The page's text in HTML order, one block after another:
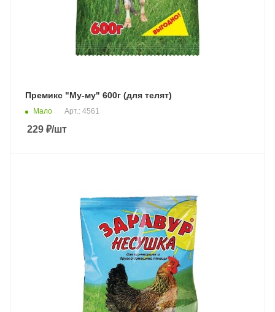
Премикс "Му-му" 600г (для телят)
Мало Арт.: 4561
229 ₽/шт